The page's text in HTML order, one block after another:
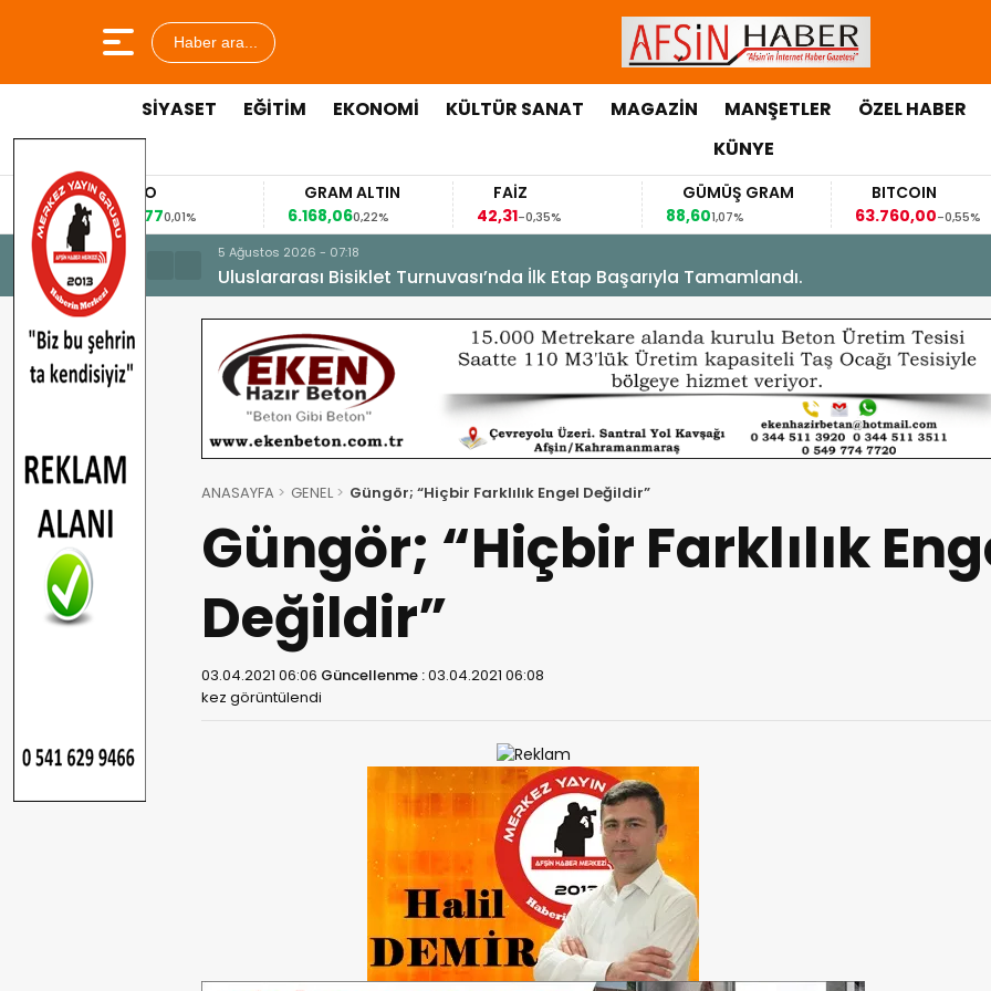
Haber ara...
SİYASET EĞİTİM EKONOMİ KÜLTÜR SANAT MAGAZİN MANŞETLER
ÖZEL HABER
KÜNYE
EURO
53,84770,01%
GRAM ALTIN
6.168,06
0,22% -0,35%
GÜMÜŞ GRAM
1,07%
BITCOIN
63.760,00-0,55%
5 Ağustos 2026 - 07:18
Uluslararası Bisiklet Turnuvası’nda İlk Etap Başarıyla Tamamlandı.
ANASAYFA GENEL Güngör; “Hiçbir Farklılık Engel Değildir”
Güngör; “Hiçbir Farklılık
Değildir”
03.04.2021 06:06 Güncellenme :03.04.2021 06:08
kez görüntülendi